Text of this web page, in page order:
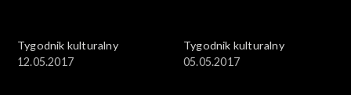
Tygodnik kulturalny
12.05.2017
Tygodnik kulturalny
05.05.2017